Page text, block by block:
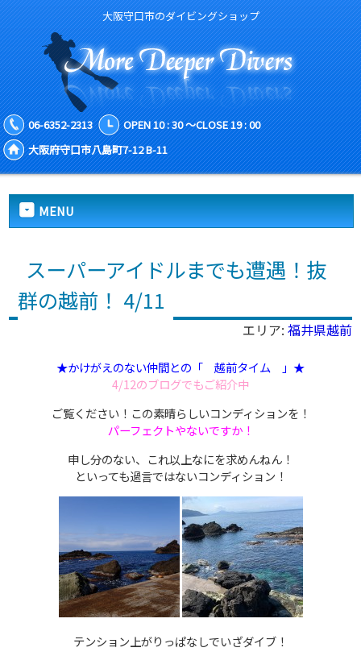
大阪守口市のダイビングショップ
06-6352-2313
OPEN 10 : 30 ～CLOSE 19 : 00
大阪府守口市八島町7-12 B-11
MENU
スーパーアイドルまでも遭遇！抜
群の越前！ 4/11
エリア: 福井県越前
★かけがえのない仲間との「 越前タイム 」★
4/12のブログでもご紹介中
ご覧ください！この素晴らしいコンディションを！
パーフェクトやないですか！
申し分のない、これ以上なにを求めんねん！
といっても過言ではないコンディション！
テンション上がりっぱなしでいざダイブ！